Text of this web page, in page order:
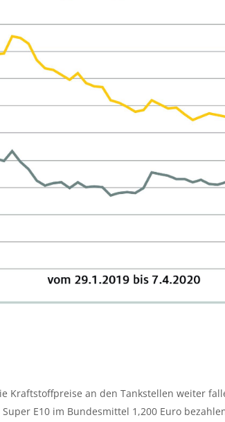
Kraftstoffpreise an den Tankstellen weiter
E10 im Bundesmittel 1,200 Euro